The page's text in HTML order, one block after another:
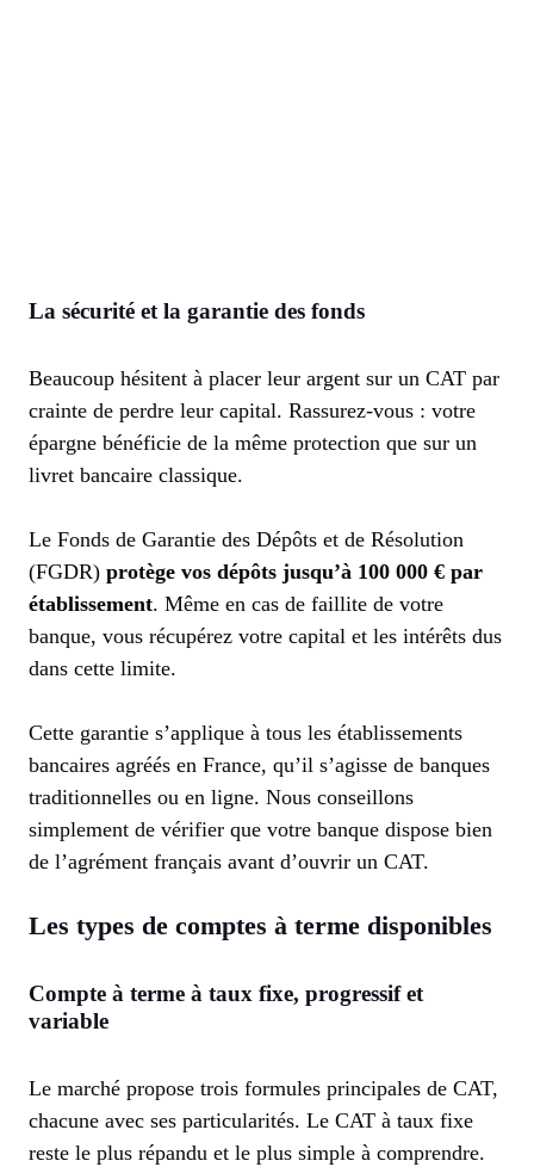
La sécurité et la garantie des fonds
Beaucoup hésitent à placer leur argent sur un CAT par
crainte de perdre leur capital. Rassurez-vous : votre
épargne bénéficie de la même protection que sur un
livret bancaire classique.
Le Fonds de Garantie des Dépôts et de Résolution
(FGDR) protège vos dépôts jusqu’à 100 000 € par
établissement. Même en cas de faillite de votre
banque, vous récupérez votre capital et les intérêts dus
dans cette limite.
Cette garantie s’applique à tous les établissements
bancaires agréés en France, qu’il s’agisse de banques
traditionnelles ou en ligne. Nous conseillons
simplement de vérifier que votre banque dispose bien
de l’agrément français avant d’ouvrir un CAT.
Les types de comptes à terme disponibles
Compte à terme à taux fixe, progressif et
variable
Le marché propose trois formules principales de CAT,
chacune avec ses particularités. Le CAT à taux fixe
reste le plus répandu et le plus simple à comprendre.